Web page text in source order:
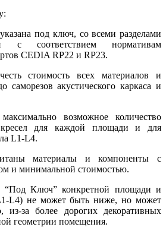
под ключ, со всеми разделами
соответствием нормативам
CEDIA RP22 и RP23.
стоимость всех материалов и
саморезов акустического каркаса и
возможное количество
кресел для каждой площади и для
L1-L4.
материалы и компоненты с
и минимальной стоимостью.
“Под Ключ” конкретной площади и
L4) не может быть ниже, но может
за более дорогих декоративных
геометрии помещения.